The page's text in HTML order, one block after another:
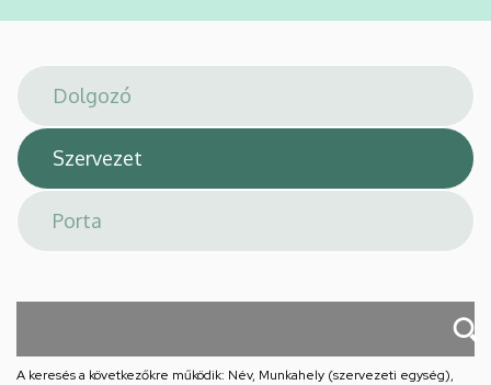
Arany
János
téri
feladatellátási
hely
A keresés a következőkre működik: Név, Munkahely (szervezeti egység),